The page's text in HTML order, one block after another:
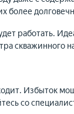
более
работать.
скважинного
Избыток
со